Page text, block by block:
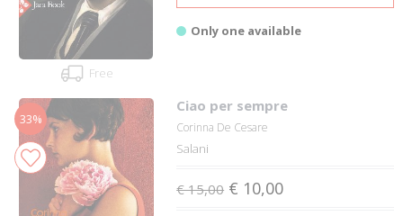
Free
Only one available
33%
Ciao per sempre
Corinna De Cesare
Salani
€ 15,00 € 10,00